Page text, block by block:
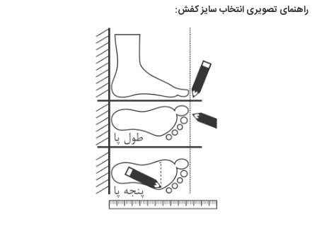
راهنمای تصویری انتخاب سایز کفش: